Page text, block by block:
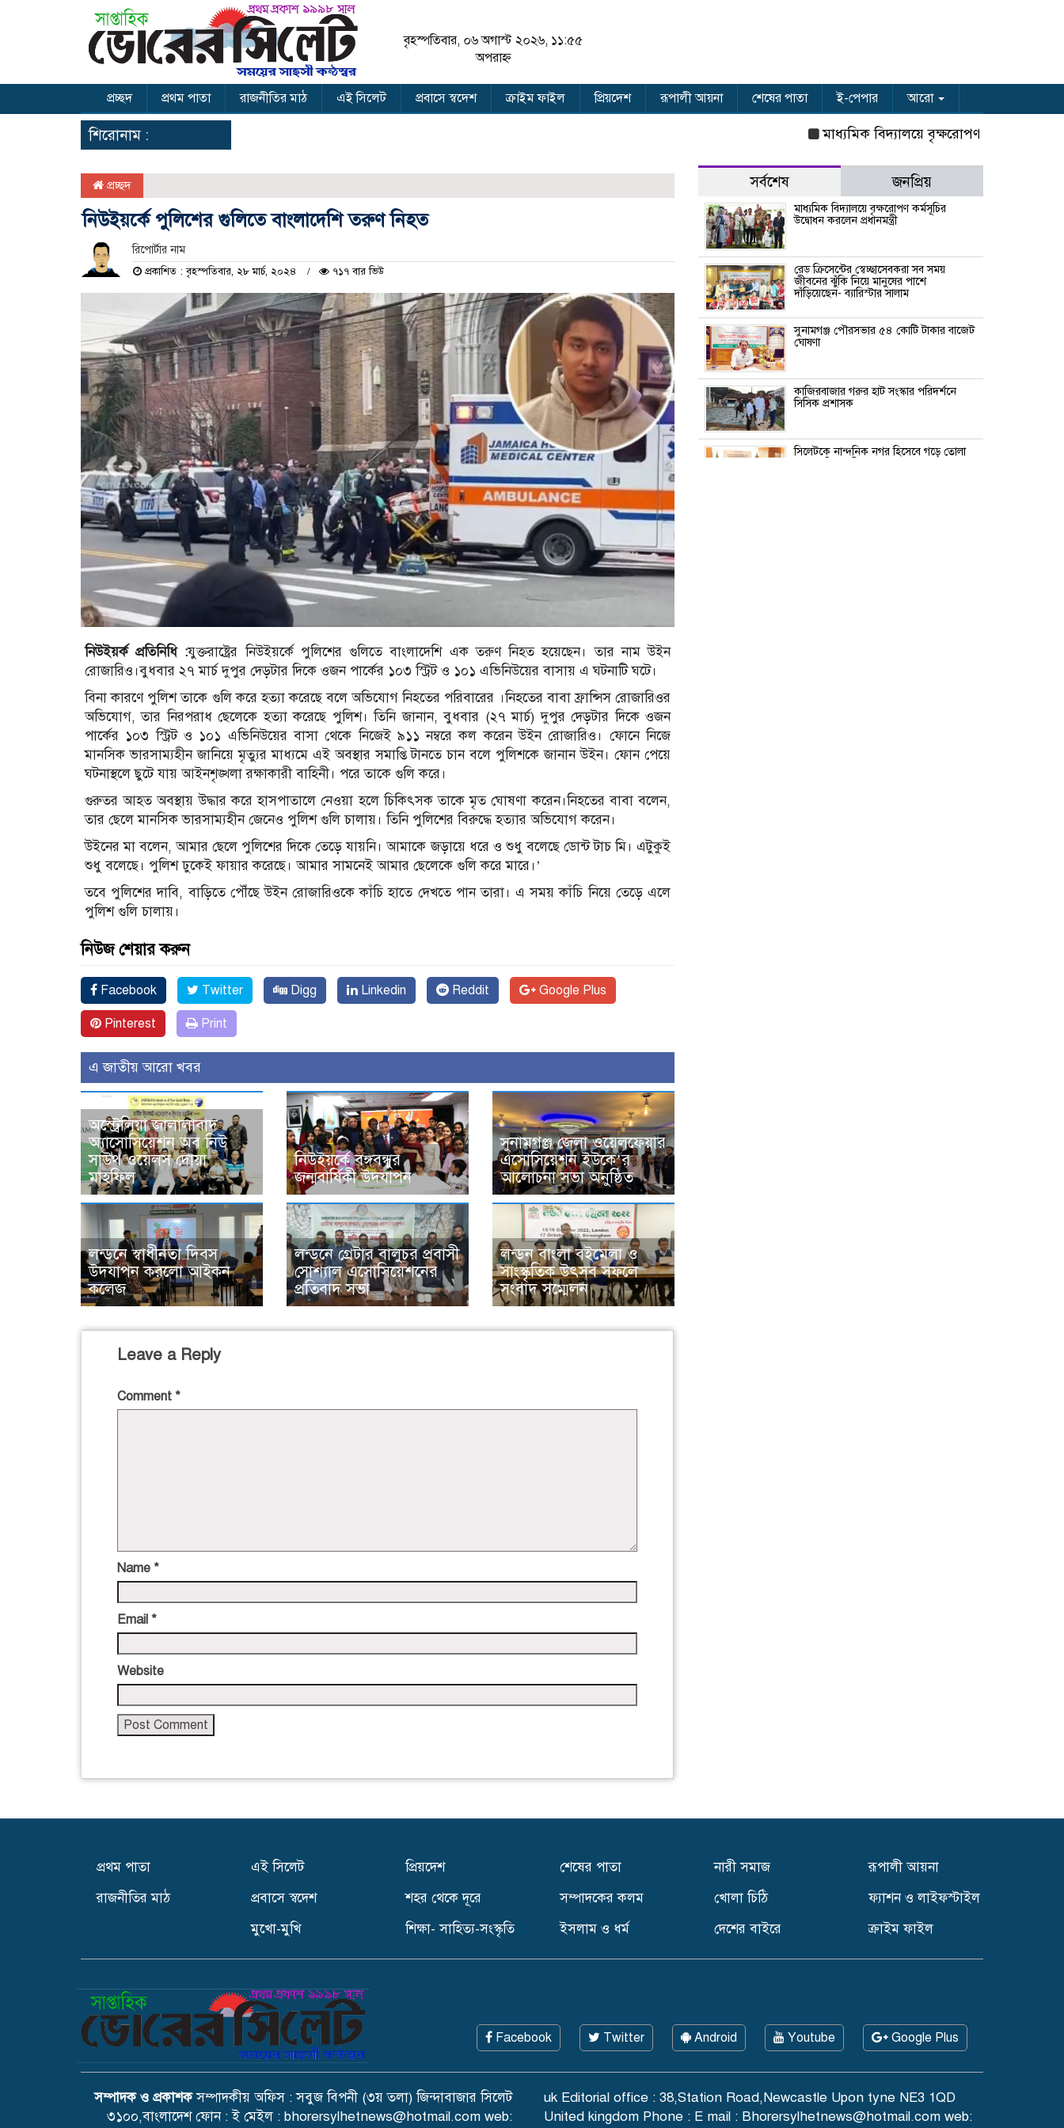
বৃহস্পতিবার, ০৬ অগাস্ট ২০২৬, ১১:৫৫
অপরাহ্ন
প্রচ্ছদ প্রথম পাতা রাজনীতির মাঠ এই সিলেট প্রবাসে স্বদেশ ক্রাইম ফাইল প্রিয়দেশ রূপালী আয়না শেষের পাতা ই-পেপার আরো
শিরোনাম : মাধ্যমিক বিদ্যালয়ে বৃক্ষরোপণ কর্মসূচির উদ্বোধন
প্রচ্ছদ
নিউইয়র্কে পুলিশের গুলিতে বাংলাদেশি তরুণ নিহত
রিপোর্টার নাম
প্রকাশিত : বৃহস্পতিবার, ২৮ মার্চ, ২০২৪ ৭১৭ বার ভিউ
নিউইয়র্ক প্রতিনিধি :যুক্তরাষ্ট্রের নিউইয়র্কে পুলিশের গুলিতে বাংলাদেশি এক তরুণ নিহত হয়েছেন। তার নাম উইন
রোজারিও।বুধবার ২৭ মার্চ দুপুর দেড়টার দিকে ওজন পার্কের ১০৩ স্ট্রিট ও ১০১ এভিনিউয়ের বাসায় এ ঘটনাটি ঘটে।
বিনা কারণে পুলিশ তাকে গুলি করে হত্যা করেছে বলে অভিযোগ নিহতের পরিবারের ।নিহতের বাবা ফ্রান্সিস রোজারিওর
অভিযোগ, তার নিরপরাধ ছেলেকে হত্যা করেছে পুলিশ। তিনি জানান, বুধবার (২৭ মার্চ) দুপুর দেড়টার দিকে ওজন
পার্কের ১০৩ স্ট্রিট ও ১০১ এভিনিউয়ের বাসা থেকে নিজেই ৯১১ নম্বরে কল করেন উইন রোজারিও। ফোনে নিজে
মানসিক ভারসাম্যহীন জানিয়ে মৃত্যুর মাধ্যমে এই অবস্থার সমাপ্তি টানতে চান বলে পুলিশকে জানান উইন। ফোন পেয়ে
ঘটনাস্থলে ছুটে যায় আইনশৃঙ্খলা রক্ষাকারী বাহিনী। পরে তাকে গুলি করে।
গুরুতর আহত অবস্থায় উদ্ধার করে হাসপাতালে নেওয়া হলে চিকিৎসক তাকে মৃত ঘোষণা করেন।নিহতের বাবা বলেন,
তার ছেলে মানসিক ভারসাম্যহীন জেনেও পুলিশ গুলি চালায়। তিনি পুলিশের বিরুদ্ধে হত্যার অভিযোগ করেন।
উইনের মা বলেন, আমার ছেলে পুলিশের দিকে তেড়ে যায়নি। আমাকে জড়ায়ে ধরে ও শুধু বলেছে ডোন্ট টাচ মি। এটুকুই
শুধু বলেছে। পুলিশ ঢুকেই ফায়ার করেছে। আমার সামনেই আমার ছেলেকে গুলি করে মারে।’
তবে পুলিশের দাবি, বাড়িতে পৌঁছে উইন রোজারিওকে কাঁচি হাতে দেখতে পান তারা। এ সময় কাঁচি নিয়ে তেড়ে এলে
পুলিশ গুলি চালায়।
নিউজ শেয়ার করুন
Facebook Twitter Digg Linkedin Reddit Google Plus
Pinterest Print
এ জাতীয় আরো খবর
অস্ট্রেলিয়া জালালাবাদ
অ্যাসোসিয়েশন অব নিউ
সাউথ ওয়েলস দোয়া
মাহফিল
নিউইয়র্কে বঙ্গবন্ধুর
জন্মবার্ষিকী উদযাপন
সুনামগঞ্জ জেলা ওয়েলফেয়ার
এসোসিয়েশন ইউকে’র
আলোচনা সভা অনুষ্ঠিত
লন্ডনে স্বাধীনতা দিবস
উদযাপন করলো আইকন
কলেজ
লন্ডনে গ্রেটার বালুচর প্রবাসী
সোশ্যাল এসোসিয়েশনের
প্রতিবাদ সভা
লন্ডন বাংলা বইমেলা ও
সাংস্কৃতিক উৎসব সফলে
সংবাদ সম্মেলন
Leave a Reply
Comment *
Name *
Email *
Website
সর্বশেষ জনপ্রিয়
মাধ্যমিক বিদ্যালয়ে বৃক্ষরোপণ কর্মসূচির
উদ্বোধন করলেন প্রধানমন্ত্রী
রেড ক্রিসেন্টের স্বেচ্ছাসেবকরা সব সময়
জীবনের ঝুঁকি নিয়ে মানুষের পাশে
দাঁড়িয়েছেন- ব্যারিস্টার সালাম
সুনামগঞ্জ পৌরসভার ৫৪ কোটি টাকার বাজেট
ঘোষণা
কাজিরবাজার গরুর হাট সংস্কার পরিদর্শনে
সিসিক প্রশাসক
সিলেটকে নান্দনিক নগর হিসেবে গড়ে তোলা
প্রথম পাতা
রাজনীতির মাঠ
এই সিলেট
প্রবাসে স্বদেশ
মুখো-মুখি
প্রিয়দেশ
শহর থেকে দূরে
শিক্ষা- সাহিত্য-সংস্কৃতি
শেষের পাতা
সম্পাদকের কলম
ইসলাম ও ধর্ম
নারী সমাজ
খোলা চিঠি
দেশের বাইরে
রূপালী আয়না
ফ্যাশন ও লাইফস্টাইল
ক্রাইম ফাইল
Facebook Twitter Android Youtube Google Plus
সম্পাদক ও প্রকাশকসম্পাদকীয় অফিস : সবুজ বিপনী (৩য় তলা) জিন্দাবাজার সিলেট
৩১০০,বাংলাদেশ ফোন : ই মেইল : bhorersylhetnews@hotmail.com web:
uk Editorial office : 38,Station Road,Newcastle Upon tyne NE3 1QD
United kingdom Phone : E mail : Bhorersylhetnews@hotmail.com web: